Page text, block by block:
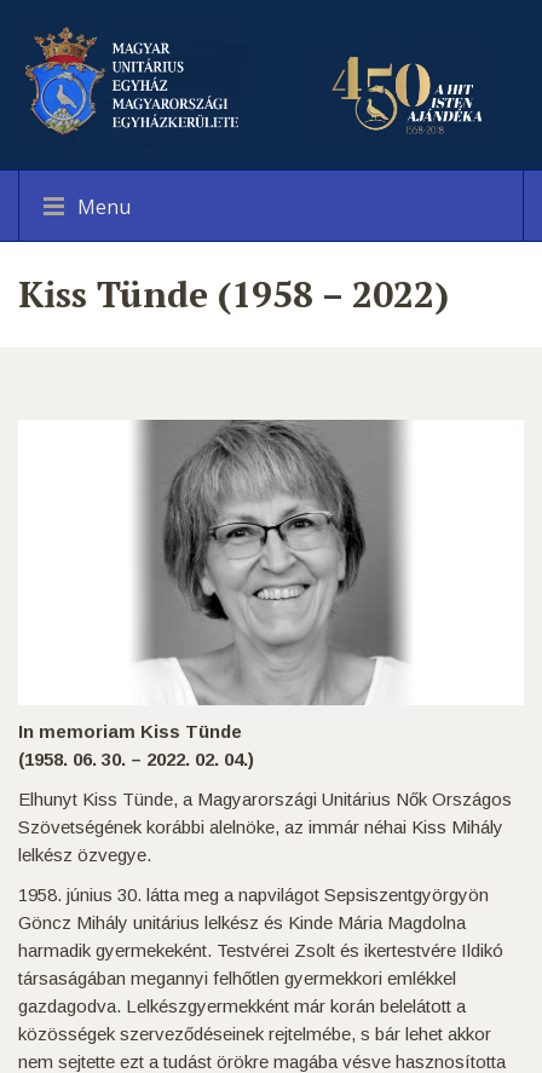
Menu
Kiss Tünde (1958 – 2022)
In memoriam Kiss Tünde
(1958. 06. 30. – 2022. 02. 04.)
Elhunyt Kiss Tünde, a Magyarországi Unitárius Nők Országos
Szövetségének korábbi alelnöke, az immár néhai Kiss Mihály
lelkész özvegye.
1958. június 30. látta meg a napvilágot Sepsiszentgyörgyön
Göncz Mihály unitárius lelkész és Kinde Mária Magdolna
harmadik gyermekeként. Testvérei Zsolt és ikertestvére Ildikó
társaságában megannyi felhőtlen gyermekkori emlékkel
gazdagodva. Lelkészgyermekként már korán belelátott a
közösségek szerveződéseinek rejtelmébe, s bár lehet akkor
nem sejtette ezt a tudást örökre magába vésve hasznosította